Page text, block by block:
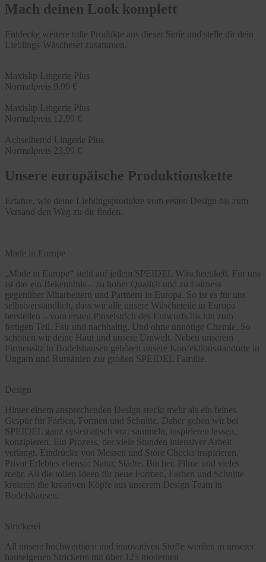
Mach deinen Look komplett
Entdecke weitere tolle Produkte aus dieser Serie und stelle dir dein
Lieblings-Wäscheset zusammen.
Maxislip Lingerie Plus
Normalpreis 9,99 €
Maxislip Lingerie Plus
Normalpreis 12,99 €
Achselhemd Lingerie Plus
Normalpreis 23,99 €
Unsere europäische Produktionskette
Erfahre, wie deine Lieblingsprodukte vom ersten Design bis zum
Versand den Weg zu dir finden.
Made in Europe
„Made in Europe“ steht auf jedem SPEIDEL Wäscheetikett. Für uns
ist das ein Bekenntnis – zu hoher Qualität und zu Fairness
gegenüber Mitarbeitern und Partnern in Europa. So ist es für uns
selbstverständlich, dass wir alle unsere Wäscheteile in Europa
herstellen – vom ersten Pinselstrich des Entwurfs bis hin zum
fertigen Teil. Fair und nachhaltig. Und ohne unnötige Chemie. So
schonen wir deine Haut und unsere Umwelt. Neben unserem
Firmensitz in Bodelshausen gehören unsere Konfektionsstandorte in
Ungarn und Rumänien zur großen SPEIDEL Familie.
Design
Hinter einem ansprechenden Design steckt mehr als ein feines
Gespür für Farben, Formen und Schnitte. Daher gehen wir bei
SPEIDEL ganz systematisch vor: sammeln, inspirieren lassen,
konzipieren. Ein Prozess, der viele Stunden intensiver Arbeit
verlangt. Eindrücke von Messen und Store Checks inspirieren.
Privat Erlebtes ebenso: Natur, Städte, Bücher, Filme und vieles
mehr. All die tollen Ideen für neue Formen, Farben und Schnitte
kreieren die kreativen Köpfe aus unserem Design Team in
Bodelshausen.
Strickerei
All unsere hochwertigen und innovativen Stoffe werden in unserer
hauseigenen Strickerei mit über 125 modernen